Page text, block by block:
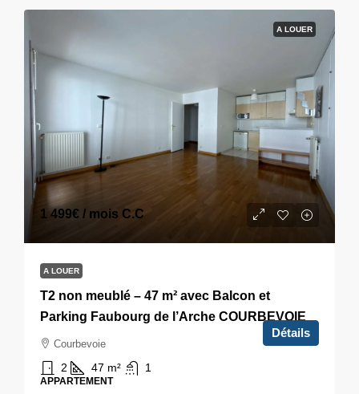
A LOUER
1 499€ / mois C.C
A LOUER
T2 non meublé – 47 m² avec Balcon et
Parking Faubourg de l’Arche COURBEVOIE
Courbevoie
2 47 m² 1
APPARTEMENT
Détails